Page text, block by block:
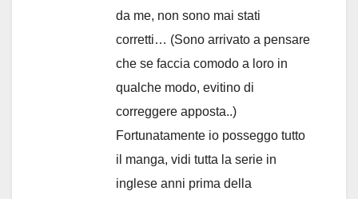
da me, non sono mai stati
corretti… (Sono arrivato a pensare
che se faccia comodo a loro in
qualche modo, evitino di
correggere apposta..)
Fortunatamente io posseggo tutto
il manga, vidi tutta la serie in
inglese anni prima della